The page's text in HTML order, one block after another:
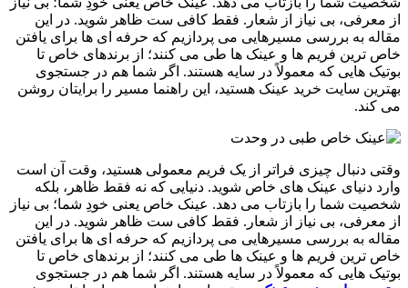
از معرفی، بی نیاز از شعار. فقط کافی ست ظاهر شوید. در این
مقاله به بررسی مسیرهایی می پردازیم که حرفه ای ها برای یافتن
خاص ترین فریم ها و عینک ها طی می کنند؛ از برندهای خاص تا
بوتیک هایی که معمولاً در سایه هستند. اگر شما هم در جستجوی
بهترین سایت خرید عینک هستید، این راهنما مسیر را برایتان روشن
می کند.
وقتی دنبال چیزی فراتر از یک فریم معمولی هستید، وقت آن است
وارد دنیای عینک های خاص شوید. دنیایی که نه فقط ظاهر، بلکه
شخصیت شما را بازتاب می دهد. عینک خاص یعنی خودِ شما؛ بی نیاز
از معرفی، بی نیاز از شعار. فقط کافی ست ظاهر شوید. در این
مقاله به بررسی مسیرهایی می پردازیم که حرفه ای ها برای یافتن
خاص ترین فریم ها و عینک ها طی می کنند؛ از برندهای خاص تا
بوتیک هایی که معمولاً در سایه هستند. اگر شما هم در جستجوی